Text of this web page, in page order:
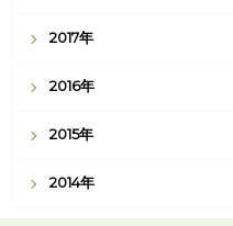
2017年
2016年
2015年
2014年